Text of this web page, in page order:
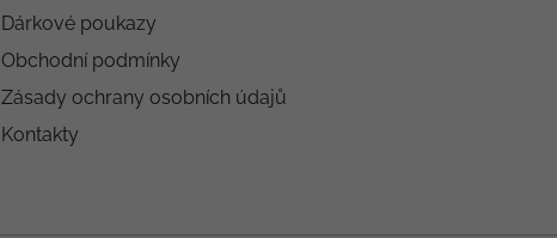
Dárkové poukazy
Obchodní podmínky
Zásady ochrany osobních údajů
Kontakty